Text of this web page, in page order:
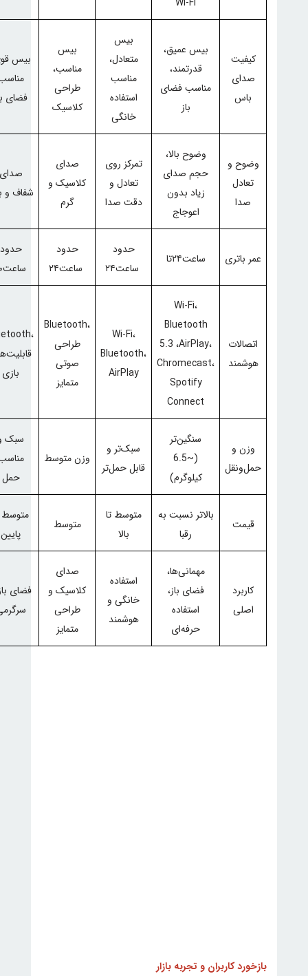
کیفیت
صدای
باس
بیس عمیق،
قدرتمند،
مناسب فضای
باز
بیس
متعادل،
مناسب
استفاده
خانگی
بیس
مناسب،
طراحی
کلاسیک
بیس
فضای
وضوح و
تعادل
صدا
وضوح بالا،
حجم صدای
زیاد بدون
اعوجاج
تمرکز روی
تعادل و
دقت صدا
صدای
کلاسیک و
گرم
شفاف و
عمر باتری تا۲۴ساعت
حدود
۲۴ساعت
حدود
۲۴ساعت
حدود
ساعت
اتصالات
هوشمند
Wi-Fi،
Bluetooth
5.3 ،AirPlay،
Chromecast،
Spotify
Connect
Wi-Fi،
Bluetooth،
AirPlay
Bluetooth،
طراحی
صوتی
متمایز
،
بازی
وزن و
حمل‌ونقل
سنگین‌تر
(~6.5
کیلوگرم)
سبک‌تر و
قابل حمل‌تر
وزن متوسط
سبک
حمل
قیمت
بالاتر نسبت به
رقبا
متوسط تا
بالا
متوسط
متوسط
پایین
کاربرد
اصلی
مهمانی‌ها،
فضای باز،
استفاده
حرفه‌ای
استفاده
خانگی و
هوشمند
صدای
کلاسیک و
طراحی
متمایز
فضای
بازخورد کاربران و تجربه بازار